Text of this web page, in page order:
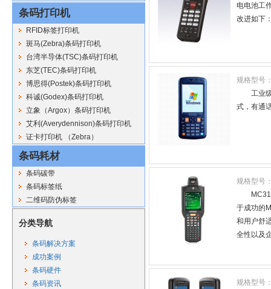
条码打印机
RFID标签打印机
斑马(Zebra)条码打印机
台湾半导体(TSC)条码打印机
东芝(TEC)条码打印机
博思得(Postek)条码打印机
科诚(Godex)条码打印机
立象（Argox）条码打印机
艾利(Averydennison)条码打印机
证卡打印机 （Zebra）
条码耗材
条码碳带
条码标签纸
二维码防伪标签
分类导航
条码解决方案
成功案例
条码硬件
条码资讯
电电池工
改进如下
规格型号
工业
式，有通
规格型号
于成功的
和用户舒
全性以及
规格型号